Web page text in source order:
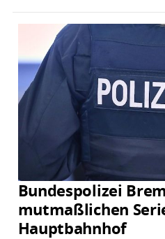
Bundespolizei
mutmaßlichen
Hauptbahnhof